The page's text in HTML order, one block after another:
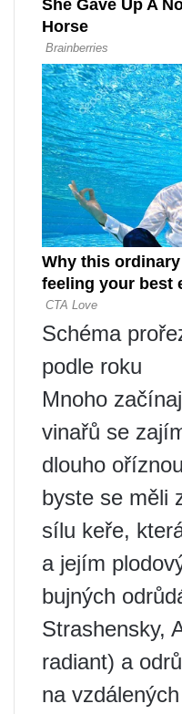
Schéma
podle roku
Mnoho
vinařů se
dlouho
byste se měli
sílu keře,
a jejím
bujných
Strashensky,
radiant) a
na